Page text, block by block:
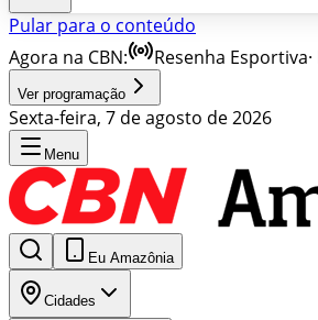
Pular para o conteúdo
Agora na CBN:
Resenha Esportiva·
Ver programação
Sexta-feira, 7 de agosto de 2026
Menu
Eu Amazônia
Cidades